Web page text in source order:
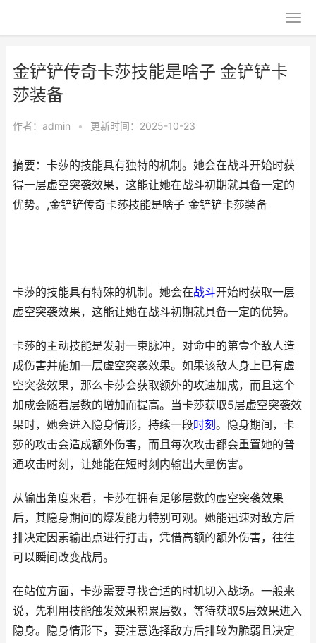
金铲铲传奇卡莎技能是啥子 金铲铲卡
莎装备
作者： admin • 更新时间：2025-10-23
摘要：卡莎的技能具有独特的机制。她会在战斗开始时获
得一层虚空突袭效果，这能让她在战斗初期就具备一定的
优势。,金铲铲传奇卡莎技能是啥子 金铲铲卡莎装备
卡莎的技能具有特殊的机制。她会在战斗开始时获取一层
虚空突袭效果，这能让她在战斗初期就具备一定的优势。
卡莎的主动技能是发射一束脉冲，对命中的第壹个敌人造
成伤害并施加一层虚空突袭效果。如果该敌人身上已有虚
空突袭效果，那么卡莎会获取额外的攻速加成，而且这个
加成会随着层数的增加而提高。当卡莎获取5层虚空突袭效
果时，她会进入隐身情形，持续一段时刻 。隐身期间，卡
莎的攻击会造成额外伤害，而且每次攻击都会重置她的普
通攻击时刻，让她能在短时刻内输出大量伤害。
从输出角度来看，卡莎在拥有足够层数的虚空突袭效果
后，其隐身期间的爆发能力特别可观。她能迅速对敌方后
排决定因素输出点进行打击，凭借高额的额外伤害，往往
可以瞬间改变战局。
在站位方面，卡莎需要寻找合适的时机切入战场。一般来
说，先利用技能触发效果积累层数，等待获取5层效果进入
隐身。隐身情形下，要注意选择敌方后排较为脆弱且决定